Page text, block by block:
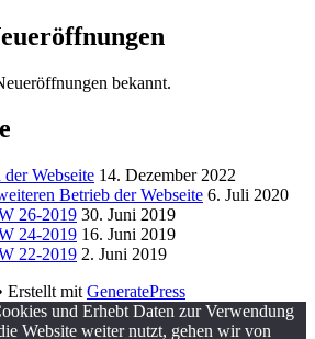
bekannt.
Webseite 14. Dezember 2022
Betrieb der Webseite 6. Juli 2020
26-2019 30. Juni 2019
24-2019 16. Juni 2019
22-2019 2. Juni 2019
Erstellt mit GeneratePress
und Erhebt Daten zur Verwendung
Website weiter nutzt, gehen wir von